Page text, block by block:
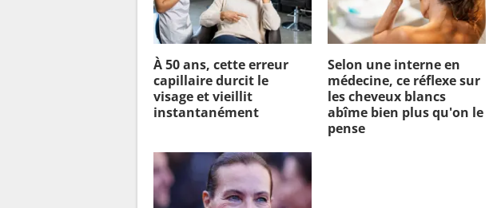
À 50 ans, cette erreur
capillaire durcit le
visage et vieillit
instantanément
Selon une interne en
médecine, ce réflexe sur
les cheveux blancs
abîme bien plus qu'on le
pense